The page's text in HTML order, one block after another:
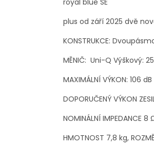
royal blue SE
plus od září 2025 dvě
KONSTRUKCE:
MĚNIČ: Uni-Q Výškový:
MAXIMÁLNÍ VÝKON: 106 dB
DOPORUČENÝ VÝKON
NOMINÁLNÍ IMPEDANCE
HMOTNOST 7,8 kg,